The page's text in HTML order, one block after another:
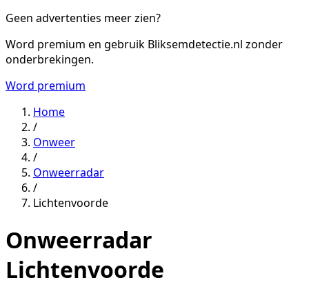
Geen advertenties meer zien?
Word premium en gebruik Bliksemdetectie.nl zonder
onderbrekingen.
Word premium
Home
/
Onweer
/
Onweerradar
/
Lichtenvoorde
Onweerradar
Lichtenvoorde